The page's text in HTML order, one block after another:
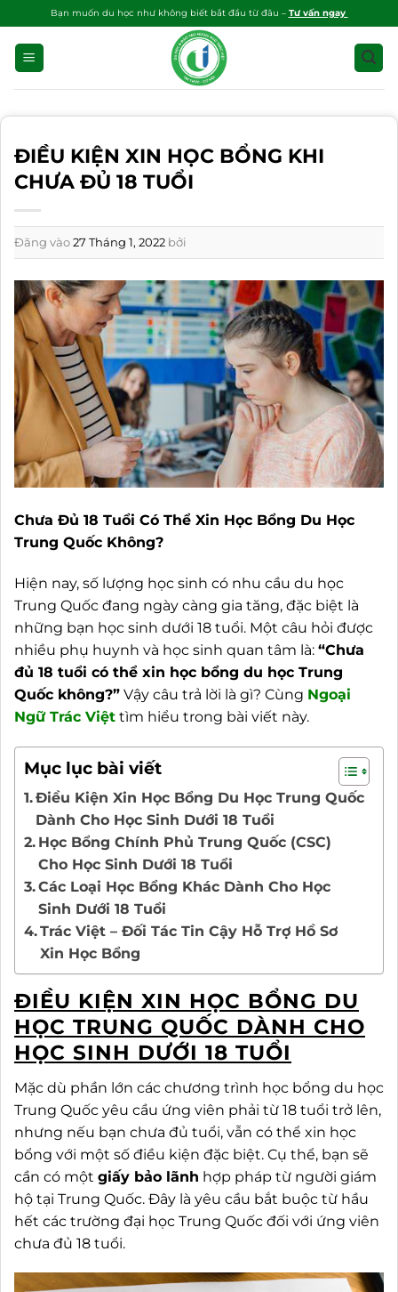
qua
dung
Bạn muốn du học như không biết bắt đầu từ đâu – Tư vấn ngay
ĐIỀU KIỆN XIN HỌC BỔNG KHI
CHƯA ĐỦ 18 TUỔI
Đăng vào27 Tháng 1, 2022 bởi
Chưa Đủ 18 Tuổi Có Thể Xin Học Bổng Du Học
Trung Quốc Không?
Hiện nay, số lượng học sinh có nhu cầu du học
Trung Quốc đang ngày càng gia tăng, đặc biệt là
những bạn học sinh dưới 18 tuổi. Một câu hỏi được
nhiều phụ huynh và học sinh quan tâm là: “Chưa
đủ 18 tuổi có thể xin học bổng du học Trung
Quốc không?” Vậy câu trả lời là gì? Cùng Ngoại
Ngữ Trác Việt tìm hiểu trong bài viết này.
Mục lục bài viết
Điều Kiện Xin Học Bổng Du Học Trung Quốc
Dành Cho Học Sinh Dưới 18 Tuổi
Học Bổng Chính Phủ Trung Quốc (CSC)
Cho Học Sinh Dưới 18 Tuổi
Các Loại Học Bổng Khác Dành Cho Học
Sinh Dưới 18 Tuổi
Trác Việt – Đối Tác Tin Cậy Hỗ Trợ Hồ Sơ
Xin Học Bổng
ĐIỀU KIỆN XIN HỌC BỔNG DU
HỌC TRUNG QUỐC DÀNH CHO
HỌC SINH DƯỚI 18 TUỔI
Mặc dù phần lớn các chương trình học bổng du học
Trung Quốc yêu cầu ứng viên phải từ 18 tuổi trở lên,
nhưng nếu bạn chưa đủ tuổi, vẫn có thể xin học
bổng với một số điều kiện đặc biệt. Cụ thể, bạn sẽ
cần có một giấy bảo lãnh hợp pháp từ người giám
hộ tại Trung Quốc. Đây là yêu cầu bắt buộc từ hầu
hết các trường đại học Trung Quốc đối với ứng viên
chưa đủ 18 tuổi.